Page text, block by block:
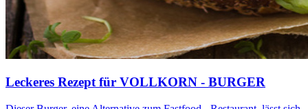
Leckeres Rezept für VOLLKORN - BURGER